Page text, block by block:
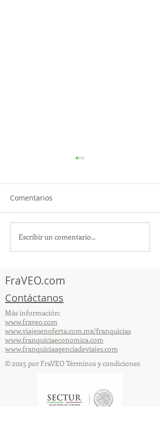
TourTravelynByFraveo
participó en la
Comentarios
Escribir un comentario...
FraVEO.com
Contáctanos
Más información:
www.fraveo.com
www.viajesenoferta.com.mx/franquicias
www.franquiciaeconomica.com
www.franquiciaagenciadeviajes.com
© 2025 por FraVEO Términos y condiciones